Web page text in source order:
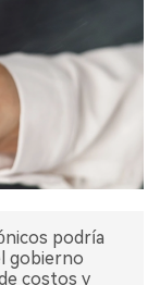
podría
gobierno
costos y